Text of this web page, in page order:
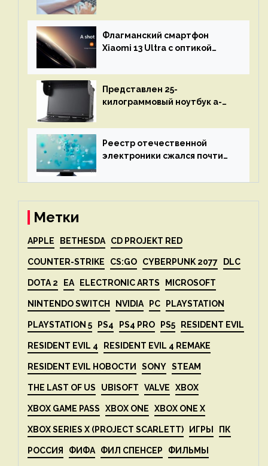
остановится до полного
восстановления кода и
объяснит, что пошло не так
Флагманский смартфон
Xiaomi 13 Ultra с оптикой
представят 18 апреля
Представлен 25-
килограммовый ноутбук a-
до 3 Тбайт DDR5 и шесть
дисплеев
Реестр отечественной
электроники сжался почти
Метки
APPLE BETHESDA CD PROJEKT RED
COUNTER-STRIKE CS:GO CYBERPUNK 2077 DLC
DOTA 2 EA ELECTRONIC ARTS MICROSOFT
NINTENDO SWITCH NVIDIA PC PLAYSTATION
PLAYSTATION 5 PS4 PS4 PRO PS5 RESIDENT EVIL
RESIDENT EVIL 4 RESIDENT EVIL 4 REMAKE
RESIDENT EVIL НОВОСТИ SONY STEAM
THE LAST OF US UBISOFT VALVE XBOX
XBOX GAME PASS XBOX ONE XBOX ONE X
XBOX SERIES X (PROJECT SCARLETT) ИГРЫ ПК
РОССИЯ ФИФА ФИЛ СПЕНСЕР ФИЛЬМЫ